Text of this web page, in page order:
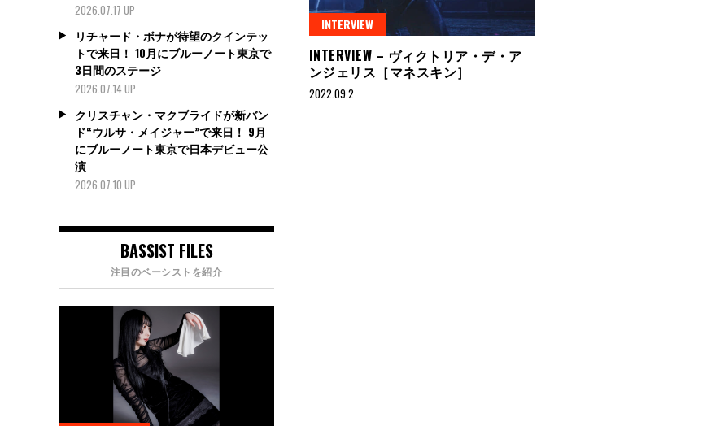
INTERVIEW
INTERVIEW – ヴィクトリア・デ・ア
ンジェリス［マネスキン］
2022.09.2
2026.07.17 UP
リチャード・ボナが待望のクインテッ
トで来日！ 10月にブルーノート東京で
3日間のステージ
2026.07.14 UP
クリスチャン・マクブライドが新バン
ド“ウルサ・メイジャー”で来日！ 9月
にブルーノート東京で日本デビュー公
演
2026.07.10 UP
BASSIST FILES
注目のベーシストを紹介